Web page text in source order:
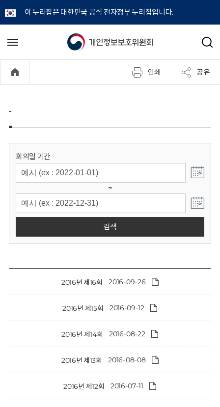
이 누리집은 대한민국 공식 전자정부 누리집입니다.
개
정
보
위
원
회
메
기
검
인쇄 공유
-
회의일 기간
~
검색
2016년 제16회 2016-09-26
2016년 제15회 2016-09-12
2016년 제14회 2016-08-22
2016년 제13회 2016-08-08
2016년 제12회 2016-07-11